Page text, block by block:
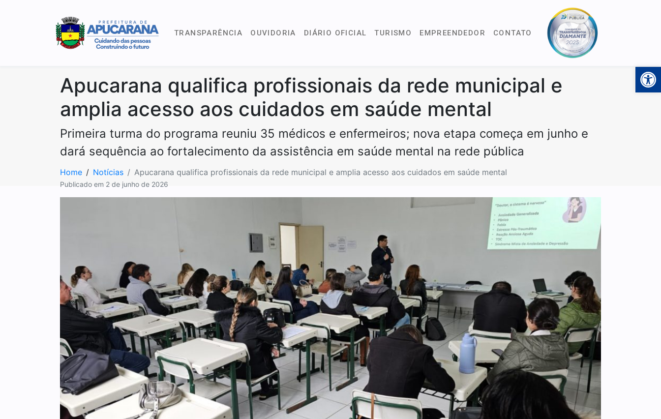
TRANSPARÊNCIA OUVIDORIA DIÁRIO OFICIAL TURISMO EMPREENDEDOR CONTATO
Apucarana qualifica profissionais da rede municipal e
amplia acesso aos cuidados em saúde mental
Primeira turma do programa reuniu 35 médicos e enfermeiros; nova etapa começa em junho e
dará sequência ao fortalecimento da assistência em saúde mental na rede pública
Home Notícias Apucarana qualifica profissionais da rede municipal e amplia acesso aos cuidados em saúde mental
Publicado em 2 de junho de 2026